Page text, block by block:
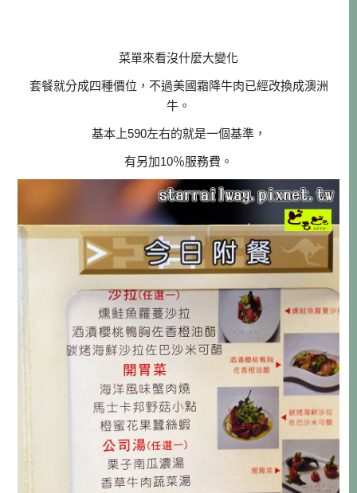
菜單來看沒什麼大變化
套餐就分成四種價位，不過美國霜降牛肉已經改換成澳洲
牛。
基本上590左右的就是一個基準，
有另加10％服務費。